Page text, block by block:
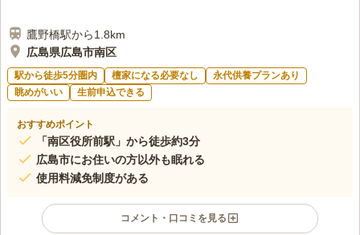
鷹野橋駅から1.8km
広島県広島市南区
駅から徒歩5分圏内 檀家になる必要なし
永代供養プランあり
眺めがいい
生前申込できる
おすすめポイント
「南区役所前駅」から徒歩約3分
広島市にお住いの方以外も眠れる
使用料減免制度がある
コメント・口コミを見る